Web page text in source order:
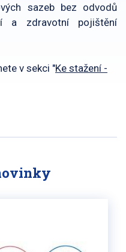
sazeb bez odvodů
a zdravotní pojištění
v sekci "Ke stažení -